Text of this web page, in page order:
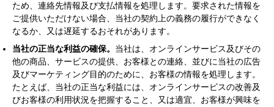
ため、連絡先情報及び支払情報を処理します。要求された情報を
ご提供いただけない場合、当社の契約上の義務の履行ができなく
なるか、又は遅延するおそれがあります。
当社の正当な利益の確保。 当社は、オンラインサービス及びその
他の商品、サービスの提供、お客様との連絡、並びに当社の広告
及びマーケティング目的のために、お客様の情報を処理します。
たとえば、当社の正当な利益には、オンラインサービスの改善及
びお客様の利用状況を把握すること、又は適宜、お客様が興味を